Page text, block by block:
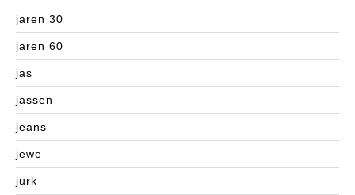
jaren 30
jaren 60
jas
jassen
jeans
jewe
jurk